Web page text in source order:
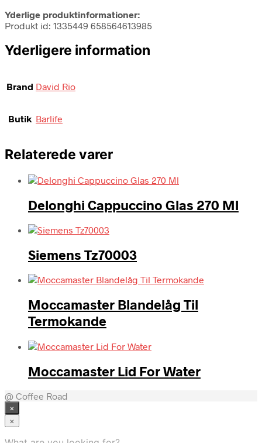
Yderlige produktinformationer:
Produkt id: 1335449 658564613985
Yderligere information
Brand David Rio
Butik Barlife
Relaterede varer
Delonghi Cappuccino Glas 270 Ml
Siemens Tz70003
Moccamaster Blandelåg Til
Termokande
Moccamaster Lid For Water
@ Coffee Road
×
×